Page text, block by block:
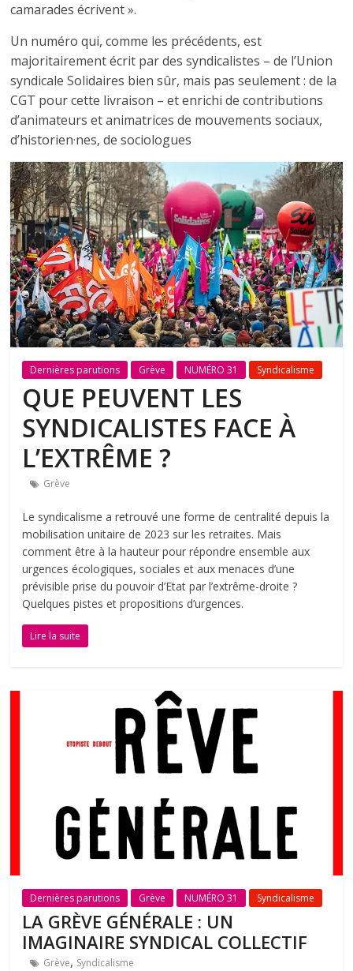
camarades écrivent ».
Un numéro qui, comme les précédents, est
majoritairement écrit par des syndicalistes – de l’Union
syndicale Solidaires bien sûr, mais pas seulement : de la
CGT pour cette livraison – et enrichi de contributions
d’animateurs et animatrices de mouvements sociaux,
d’historien·nes, de sociologues
Dernières parutions Grève NUMÉRO 31 Syndicalisme
QUE PEUVENT LES
SYNDICALISTES FACE À
L’EXTRÊME ?
Grève
Le syndicalisme a retrouvé une forme de centralité depuis la
mobilisation unitaire de 2023 sur les retraites. Mais
comment être à la hauteur pour répondre ensemble aux
urgences écologiques, sociales et aux menaces d’une
prévisible prise du pouvoir d’Etat par l’extrême-droite ?
Quelques pistes et propositions d’urgences.
Lire la suite
Dernières parutions Grève NUMÉRO 31 Syndicalisme
LA GRÈVE GÉNÉRALE : UN
IMAGINAIRE SYNDICAL COLLECTIF
Grève, Syndicalisme